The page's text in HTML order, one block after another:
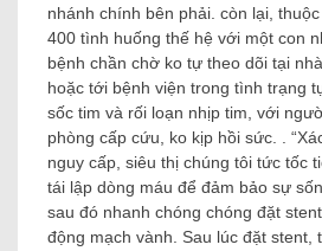
nhánh chính bên phải. còn lại,
400 tình huống thế hệ với một con
bệnh chần chờ ko tự theo dõi tại
hoặc tới bệnh viện trong tình trạng
sốc tim và rối loạn nhịp tim, với
phòng cấp cứu, ko kịp hồi sức. .
nguy cấp, siêu thị chúng tôi tức tốc
tái lập dòng máu để đảm bảo sự
sau đó nhanh chóng chóng đặt
động mạch vành. Sau lúc đặt stent,